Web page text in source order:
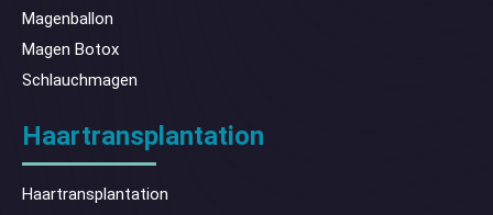
Magenballon
Magen Botox
Schlauchmagen
Haartransplantation
Haartransplantation